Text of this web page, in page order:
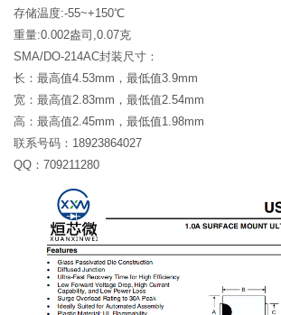
存储温度:-55~+150℃
重量:0.002盎司,0.07克
SMA/DO-214AC封装尺寸：
长：最高值4.53mm，最低值3.9mm
宽：最高值2.83mm，最低值2.54mm
高：最高值2.45mm，最低值1.98mm
联系号码：18923864027
QQ：709211280